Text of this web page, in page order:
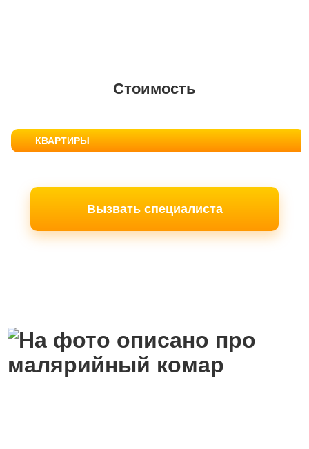
Стоимость
КВАРТИРЫ
Вызвать специалиста